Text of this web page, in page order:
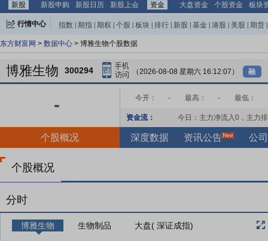
新股
新股申购 新股日历 新股上会 资金 大盘资金 个股资金 板块
行情中心 指数 期指 期权 个股 板块 排行 新股 基金 港股 美股 期货
东方财富网 > 数据中心 > 博雅生物个股数据
博雅生物 300294 （2026-08-08 星期六 16:12:07） 融
- 今开： - 最高： - 最低：
资金流： 今日：主力净流入0 ，主力
个股概况 深度数据 资讯公告 公
个股概况
分时
博雅生物 生物制品 大盘( 深证成指)